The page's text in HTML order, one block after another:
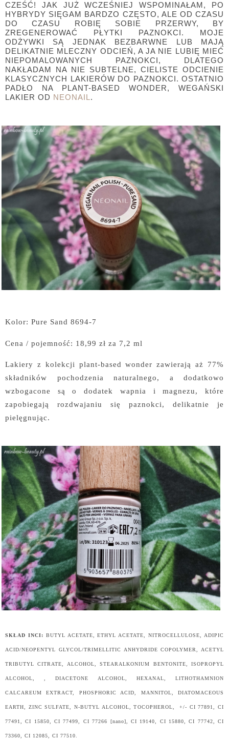
CZEŚĆ! JAK JUŻ WCZEŚNIEJ WSPOMINAŁAM, PO
HYBRYDY SIĘGAM BARDZO CZĘSTO, ALE OD CZASU
DO CZASU ROBIĘ SOBIE PRZERWY, BY
ZREGENEROWAĆ PŁYTKI PAZNOKCI. MOJE
ODŻYWKI SĄ JEDNAK BEZBARWNE LUB MAJĄ
DELIKATNIE MLECZNY ODCIEŃ, A JA NIE LUBIĘ MIEĆ
NIEPOMALOWANYCH PAZNOKCI, DLATEGO
NAKŁADAM NA NIE SUBTELNE, CIELISTE ODCIENIE
KLASYCZNYCH LAKIERÓW DO PAZNOKCI. OSTATNIO
PADŁO NA PLANT-BASED WONDER, WEGAŃSKI
LAKIER OD NEONAIL .
Kolor: Pure Sand 8694-7
Cena / pojemność: 18,99 zł za 7,2 ml
Lakiery z kolekcji plant-based wonder zawierają aż 77%
składników pochodzenia naturalnego, a dodatkowo
wzbogacone są o dodatek wapnia i magnezu, które
zapobiegają rozdwajaniu się paznokci, delikatnie je
pielęgnując.
SKŁAD INCI: BUTYL ACETATE, ETHYL ACETATE, NITROCELLULOSE, ADIPIC
ACID/NEOPENTYL GLYCOL/TRIMELLITIC ANHYDRIDE COPOLYMER, ACETYL
TRIBUTYL CITRATE, ALCOHOL, STEARALKONIUM BENTONITE, ISOPROPYL
ALCOHOL, , DIACETONE ALCOHOL, HEXANAL, LITHOTHAMNION
CALCAREUM EXTRACT, PHOSPHORIC ACID, MANNITOL, DIATOMACEOUS
EARTH, ZINC SULFATE, N-BUTYL ALCOHOL, TOCOPHEROL, +/- CI 77891, CI
77491, CI 15850, CI 77499, CI 77266 [nano], CI 19140, CI 15880, CI 77742, CI
73360, CI 12085, CI 77510.